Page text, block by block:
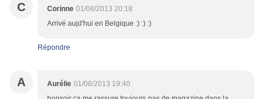
C Corinne 01/08/2013 20:18
Arrivé aujd'hui en Belgique :) :) :)
Répondre
A Aurélie 01/08/2013 19:40